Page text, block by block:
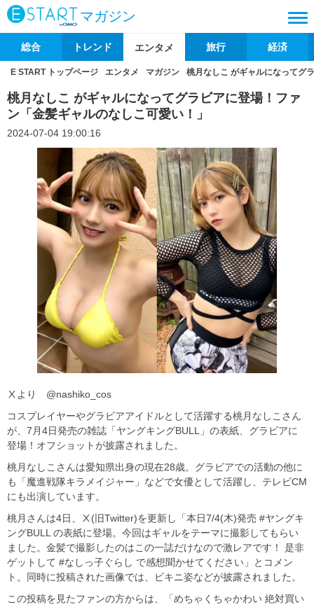
マガジン
総合 トレンド エンタメ 旅行 経済
E START トップページ エンタメ マガジン 桃月なしこ がギャルになってグ
桃月なしこ がギャルになってグラビアに登場！ファ
ン「金髪ギャルのなしこ可愛い！」
2024-07-04 19:00:16
Ⅹより @nashiko_cos
コスプレイヤーやグラビアアイドルとして活躍する桃月なしこさん
が、7月4日発売の雑誌「ヤングキングBULL」の表紙、グラビアに
登場！オフショットが披露されました。
桃月なしこさんは愛知県出身の現在28歳。グラビアでの活動の他に
も「魔進戦隊キラメイジャー」などで女優として活躍し、テレビCM
にも出演しています。
桃月さんは4日、Ⅹ(旧Twitter)を更新し「本日7/4(木)発売 #ヤングキ
ングBULL の表紙に登場。今回はギャルをテーマに撮影してもらい
ました。金髪で撮影したのはこの一誌だけなので激レアです！ 是非
ゲットして #なしっ子ぐらし で感想聞かせてください」とコメン
ト。同時に投稿された画像では、ビキニ姿などが披露されました。
この投稿を見たファンの方からは、「めちゃくちゃかわい 絶対買い